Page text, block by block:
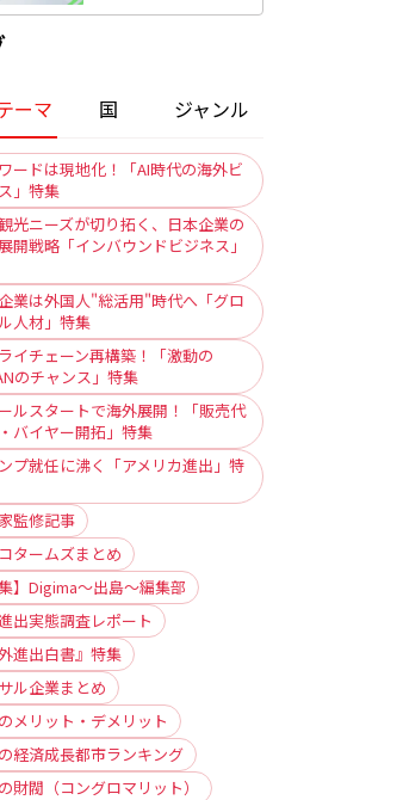
ーマ 国 ジャンル
ードは現地化！「AI時代の海外ビ
」特集
光ニーズが切り拓く、日本企業の
開戦略「インバウンドビジネス」
業は外国人"総活用"時代へ「グロ
人材」特集
イチェーン再構築！「激動の
のチャンス」特集
ルスタートで海外展開！「販売代
バイヤー開拓」特集
プ就任に沸く「アメリカ進出」特
監修記事
タームズまとめ
集】Digima〜出島〜編集部
出実態調査レポート
外進出白書』特集
ル企業まとめ
メリット・デメリット
経済成長都市ランキング
財閥（コングロマリット）